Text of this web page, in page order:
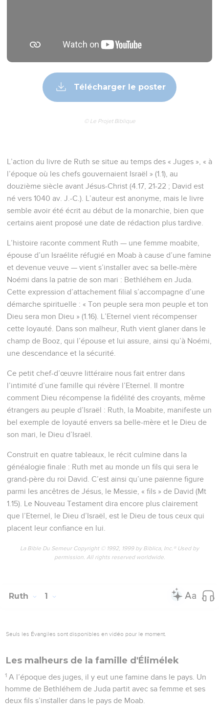
Télécharger le poster
© Le Projet Biblique
L’action du livre de Ruth se situe au temps des « Juges », « à
l’époque où les chefs gouvernaient Israël » (1.1), au
douzième siècle avant Jésus-Christ (4.17, 21-22 ; David est
né vers 1040 av. J.-C.). L’auteur est anonyme, mais le livre
semble avoir été écrit au début de la monarchie, bien que
certains aient proposé une date de rédaction plus tardive.
L’histoire raconte comment Ruth — une femme moabite,
épouse d’un Israélite réfugié en Moab à cause d’une famine
et devenue veuve — vient s’installer avec sa belle-mère
Noémi dans la patrie de son mari : Bethléhem en Juda.
Cette expression d’attachement filial s’accompagne d’une
démarche spirituelle : « Ton peuple sera mon peuple et ton
Dieu sera mon Dieu » (1.16). L’Eternel vient récompenser
cette loyauté. Dans son malheur, Ruth vient glaner dans le
champ de Booz, qui l’épouse et lui assure, ainsi qu’à Noémi,
une descendance et la sécurité.
Ce petit chef-d’œuvre littéraire nous fait entrer dans
l’intimité d’une famille qui révère l’Eternel. Il montre
comment Dieu récompense la fidélité des croyants, même
étrangers au peuple d’Israël : Ruth, la Moabite, manifeste un
bel exemple de loyauté envers sa belle-mère et le Dieu de
son mari, le Dieu d’Israël.
Construit en quatre tableaux, le récit culmine dans la
généalogie finale : Ruth met au monde un fils qui sera le
grand-père du roi David. C’est ainsi qu’une païenne figure
parmi les ancêtres de Jésus, le Messie, « fils » de David (Mt
1.15). Le Nouveau Testament dira encore plus clairement
que l’Eternel, le Dieu d’Israël, est le Dieu de tous ceux qui
placent leur confiance en lui.
La Bible Du Semeur Copyright © 1992, 1999 by Biblica, Inc.® Used by
permission. All rights reserved worldwide.
Ruth 1
Seuls les Évangiles sont disponibles en vidéo pour le moment.
Les malheurs de la famille d'Élimélek
1 A l’époque des juges, il y eut une famine dans le pays. Un
homme de Bethléhem de Juda partit avec sa femme et ses
deux fils s’installer dans le pays de Moab.